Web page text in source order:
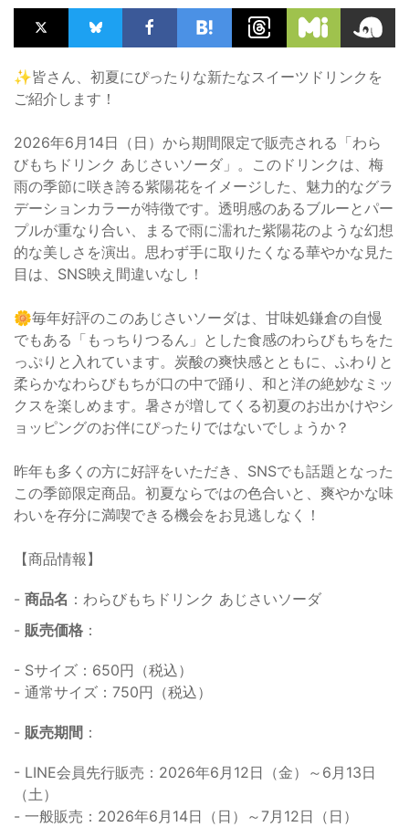
✨皆さん、初夏にぴったりな新たなスイーツドリンクを
ご紹介します！
2026年6月14日（日）から期間限定で販売される「わら
びもちドリンク あじさいソーダ」。このドリンクは、梅
雨の季節に咲き誇る紫陽花をイメージした、魅力的なグラ
デーションカラーが特徴です。透明感のあるブルーとパー
プルが重なり合い、まるで雨に濡れた紫陽花のような幻想
的な美しさを演出。思わず手に取りたくなる華やかな見た
目は、SNS映え間違いなし！
🌼毎年好評のこのあじさいソーダは、甘味処鎌倉の自慢
でもある「もっちりつるん」とした食感のわらびもちをた
っぷりと入れています。炭酸の爽快感とともに、ふわりと
柔らかなわらびもちが口の中で踊り、和と洋の絶妙なミッ
クスを楽しめます。暑さが増してくる初夏のお出かけやシ
ョッピングのお伴にぴったりではないでしょうか？
昨年も多くの方に好評をいただき、SNSでも話題となった
この季節限定商品。初夏ならではの色合いと、爽やかな味
わいを存分に満喫できる機会をお見逃しなく！
【商品情報】
- 商品名 ：わらびもちドリンク あじさいソーダ
- 販売価格 ：
- Sサイズ：650円（税込）
- 通常サイズ：750円（税込）
- 販売期間 ：
- LINE会員先行販売：2026年6月12日（金）～6月13日
（土）
- 一般販売：2026年6月14日（日）～7月12日（日）